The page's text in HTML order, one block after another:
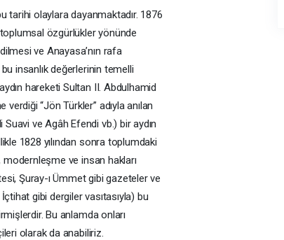
tarihi olaylara dayanmaktadır. 1876
özgürlükler yönünde
ve Anayasa’nın rafa
insanlık değerlerinin temelli
hareketi Sultan II. Abdulhamid
“Jön Türkler” adıyla anılan
ve Agâh Efendi vb.) bir aydın
1828 yılından sonra toplumdaki
modernleşme ve insan hakları
Şuray-ı Ümmet gibi gazeteler ve
gibi dergiler vasıtasıyla) bu
Bu anlamda onları
olarak da anabiliriz.